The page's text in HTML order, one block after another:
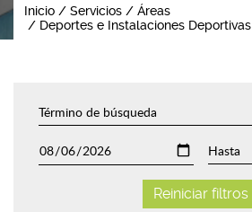
Inicio Servicios
Áreas
Deportes e Instalaciones Deportivas
Reiniciar filtros